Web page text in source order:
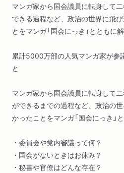
マンガ家から国会議員に転身して
できる過程など、政治の世界に飛
とをマンガ「国会にっき」とともに解
累計5000万部の人気マンガ家が参
と
マンガ家から国会議員に転身して
ができるまでの過程など、政治の
かったことをマンガ「国会にっき」
・委員会や党内審議って何？
・国会がないときはお休み？
・秘書や官僚はどんな存在？